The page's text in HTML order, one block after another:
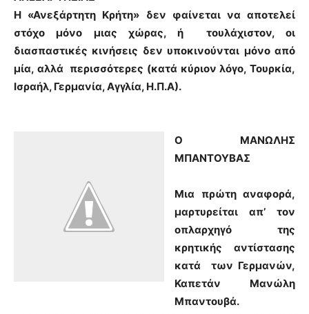
Η «Ανεξάρτητη Κρήτη» δεν φαίνεται να αποτελεί
στόχο μόνο μιας χώρας, ή τουλάχιστον, οι
διασπαστικές κινήσεις δεν υποκινούνται μόνο από
μία, αλλά περισσότερες (κατά κύριον λόγο, Τουρκία,
Ισραήλ, Γερμανία, Αγγλία, Η.Π.Α).
Ο ΜΑΝΩΛΗΣ
ΜΠΑΝΤΟΥΒΑΣ
Μια πρώτη αναφορά,
μαρτυρείται απ’ τον
οπλαρχηγό της
κρητικής αντίστασης
κατά των Γερμανών,
Καπετάν Μανώλη
Μπαντουβά.